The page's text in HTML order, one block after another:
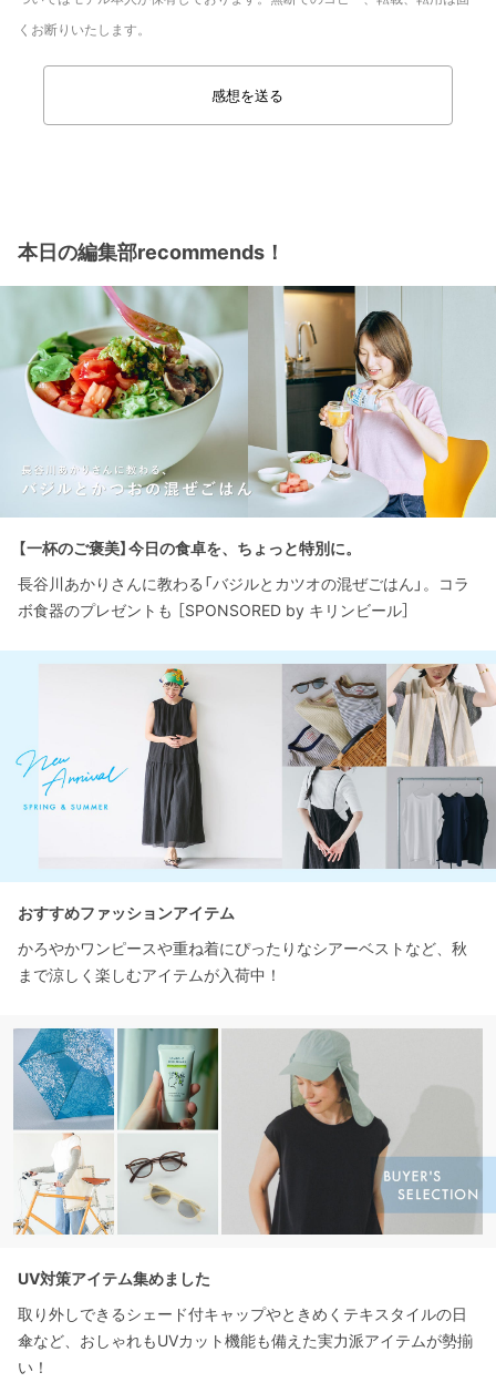
くお断りいたします。
感想を送る
本日の編集部recommends！
【一杯のご褒美】今日の食卓を、ちょっと特別に。
長谷川あかりさんに教わる「バジルとカツオの混ぜごはん」。コラ
ボ食器のプレゼントも ［SPONSORED by キリンビール］
おすすめファッションアイテム
かろやかワンピースや重ね着にぴったりなシアーベストなど、秋
まで涼しく楽しむアイテムが入荷中！
UV対策アイテム集めました
取り外しできるシェード付キャップやときめくテキスタイルの日
傘など、おしゃれもUVカット機能も備えた実力派アイテムが勢揃
い！